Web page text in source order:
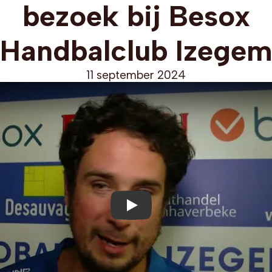
bezoek bij Besox
Handbalclub Izegem
11 september 2024
Play